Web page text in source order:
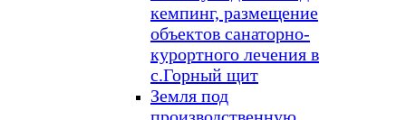
кемпинг, размещение
объектов санаторно-
курортного лечения в
с.Горный щит
Земля под